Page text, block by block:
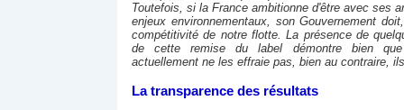
Toutefois, si la France ambitionne d'être avec ses
enjeux environnementaux, son Gouvernement
compétitivité de notre flotte. La présence de
de cette remise du label démontre bien que
actuellement ne les effraie pas, bien au contraire,
La transparence des résultats